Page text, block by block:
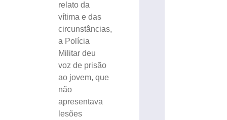
relato da
vítima e das
circunstâncias,
a Polícia
Militar deu
voz de prisão
ao jovem, que
não
apresentava
lesões